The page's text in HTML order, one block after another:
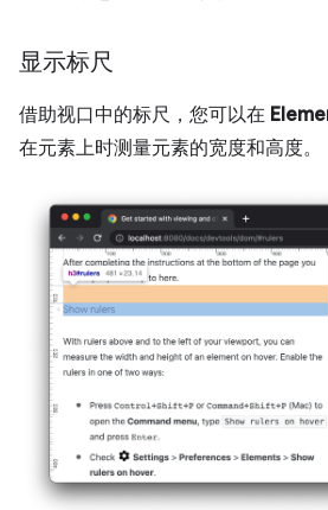
显示标尺
借助视口中的标尺，您可以在
在元素上时测量元素的宽度和高度。